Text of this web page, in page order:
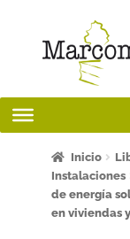
¡Bienvenido al
Inicio
Instalaciones
de energía
en viviendas